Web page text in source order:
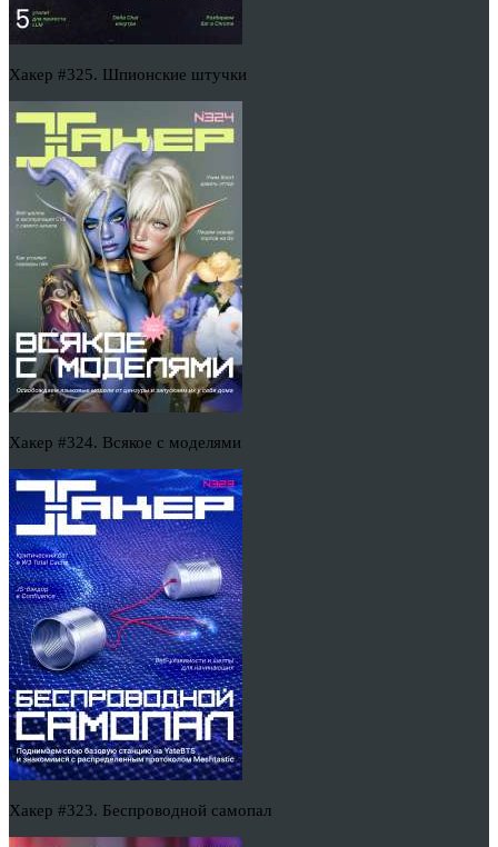
Хакер #325. Шпионские штучки
Хакер #324. Всякое с моделями
Хакер #323. Беспроводной самопал